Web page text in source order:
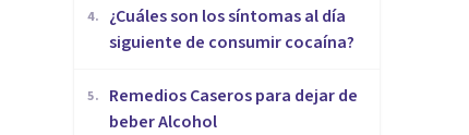
4.
¿Cuáles son los síntomas al día
siguiente de consumir cocaína?
5.
Remedios Caseros para dejar de
beber Alcohol